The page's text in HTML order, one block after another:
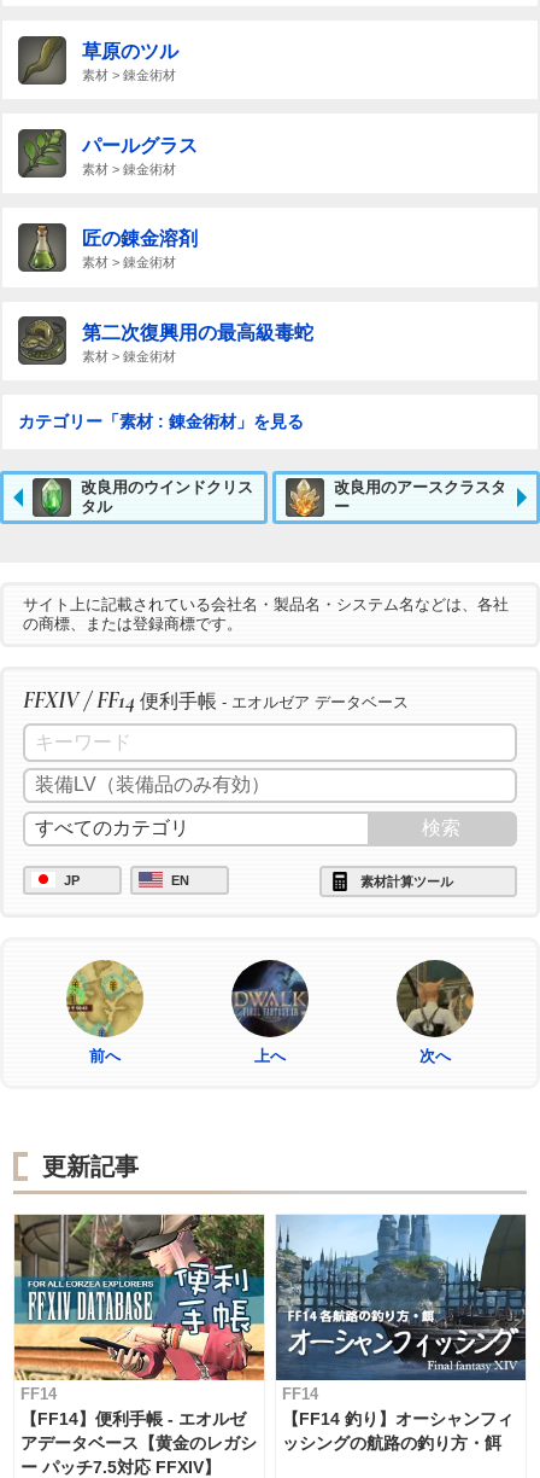
草原のツル
素材 > 錬金術材
パールグラス
素材 > 錬金術材
匠の錬金溶剤
素材 > 錬金術材
第二次復興用の最高級毒蛇
素材 > 錬金術材
カテゴリー「素材 : 錬金術材」を見る
改良用のウインドクリス
タル
改良用のアースクラスタ
ー
サイト上に記載されている会社名・製品名・システム名などは、各社
の商標、または登録商標です。
FFXIV / FF14 便利手帳 - エオルゼア データベース
JP EN 素材計算ツール
前へ 上へ 次へ
更新記事
FF14
【FF14】便利手帳 - エオルゼ
アデータベース【黄金のレガシ
ー パッチ7.5対応 FFXIV】
FF14
【FF14 釣り】オーシャンフィ
ッシングの航路の釣り方・餌